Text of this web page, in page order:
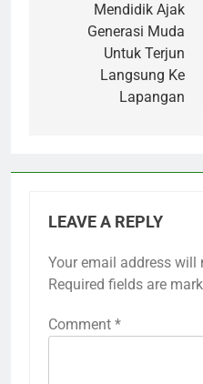
Mendidik Ajak
Generasi Muda
Untuk Terjun
Langsung Ke
Lapangan
LEAVE A REPLY
Your email address will
Required fields are
Comment *